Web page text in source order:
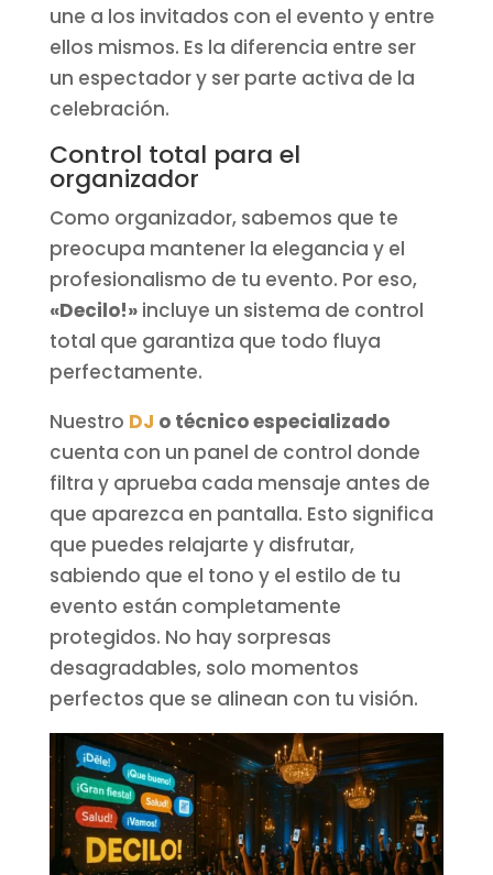
une a los invitados con el evento y entre
ellos mismos. Es la diferencia entre ser
un espectador y ser parte activa de la
celebración.
Control total para el
organizador
Como organizador, sabemos que te
preocupa mantener la elegancia y el
profesionalismo de tu evento. Por eso,
«Decilo!»incluye un sistema de control
total que garantiza que todo fluya
perfectamente.
Nuestro DJ o técnico especializado
cuenta con un panel de control donde
filtra y aprueba cada mensaje antes de
que aparezca en pantalla. Esto significa
que puedes relajarte y disfrutar,
sabiendo que el tono y el estilo de tu
evento están completamente
protegidos. No hay sorpresas
desagradables, solo momentos
perfectos que se alinean con tu visión.